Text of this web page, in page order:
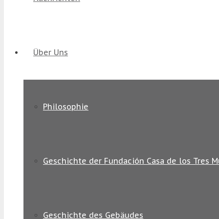
Über Uns
Philosophie
Geschichte der Fundación Casa de los Tres
Geschichte des Gebäudes